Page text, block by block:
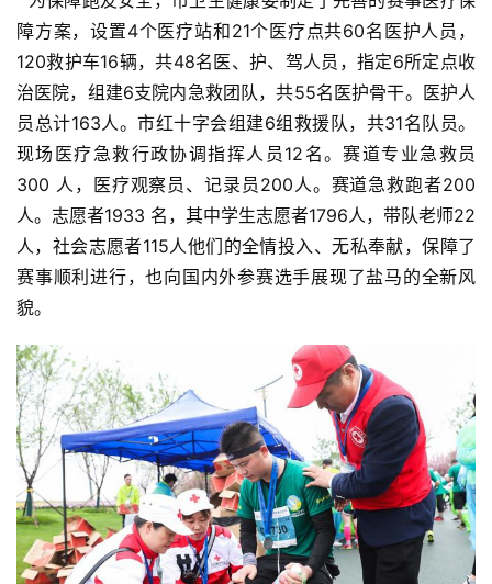
障方案，设置4个医疗站和21个医疗点共60名医护人员，
120救护车16辆，共48名医、护、驾人员，指定6所定点收
治医院，组建6支院内急救团队，共55名医护骨干。医护人
员总计163人。市红十字会组建6组救援队，共31名队员。
现场医疗急救行政协调指挥人员12名。赛道专业急救员
300 人，医疗观察员、记录员200人。赛道急救跑者200
人。志愿者1933 名，其中学生志愿者1796人，带队老师22
人，社会志愿者115人他们的全情投入、无私奉献，保障了
赛事顺利进行，也向国内外参赛选手展现了盐马的全新风
貌。